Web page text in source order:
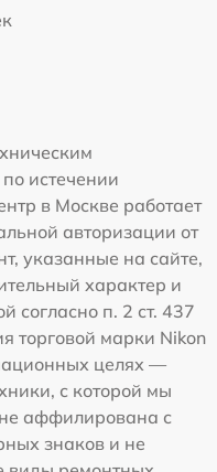
истечении
в Москве работает
авторизации от
указанные на сайте,
характер и
согласно п. 2 ст. 437
торговой марки Nikon
целях —
с которой мы
аффилирована с
знаков и не